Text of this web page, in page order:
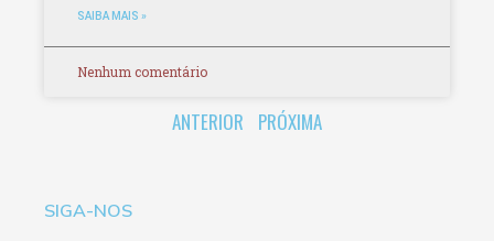
SAIBA MAIS »
Nenhum comentário
ANTERIOR PRÓXIMA
SIGA-NOS